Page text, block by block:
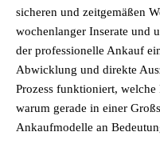
sicheren und zeitgemäßen
wochenlanger Inserate und
der professionelle Ankauf
Abwicklung und direkte
Prozess funktioniert, welche
warum gerade in einer
Ankaufmodelle an